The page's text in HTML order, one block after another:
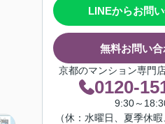
LINEからお問
無料お問い
京都のマンション専門
0120-
9:30～
（休：水曜日、夏季休